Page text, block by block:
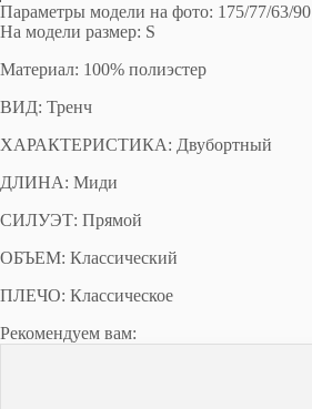
Параметры модели на фото: 175/77/63/90
На модели размер: S
Материал: 100% полиэстер
ВИД: Тренч
ХАРАКТЕРИСТИКА: Двубортный
ДЛИНА: Миди
СИЛУЭТ: Прямой
ОБЪЕМ: Классический
ПЛЕЧО: Классическое
Рекомендуем вам: